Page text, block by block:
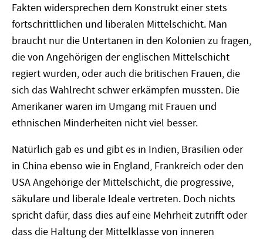
Fakten widersprechen dem Konstrukt einer stets
fortschrittlichen und liberalen Mittelschicht. Man
braucht nur die Untertanen in den Kolonien zu fragen,
die von Angehörigen der englischen Mittelschicht
regiert wurden, oder auch die britischen Frauen, die
sich das Wahlrecht schwer erkämpfen mussten. Die
Amerikaner waren im Umgang mit Frauen und
ethnischen Minderheiten nicht viel besser.
Natürlich gab es und gibt es in Indien, Brasilien oder
in China ebenso wie in England, Frankreich oder den
USA Angehörige der Mittelschicht, die progressive,
säkulare und liberale Ideale vertreten. Doch nichts
spricht dafür, dass dies auf eine Mehrheit zutrifft oder
dass die Haltung der Mittelklasse von inneren